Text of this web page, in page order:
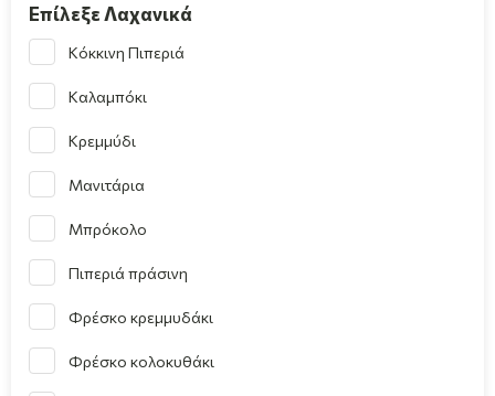
Επίλεξε Λαχανικά
Κόκκινη Πιπεριά
Καλαμπόκι
Κρεμμύδι
Μανιτάρια
Μπρόκολο
Πιπεριά πράσινη
Φρέσκο κρεμμυδάκι
Φρέσκο κολοκυθάκι